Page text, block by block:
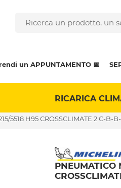
un APPUNTAMENTO 📅
RICARICA
5518 H95 CROSSCLIMATE 2 C-B-
PNEUMATICO